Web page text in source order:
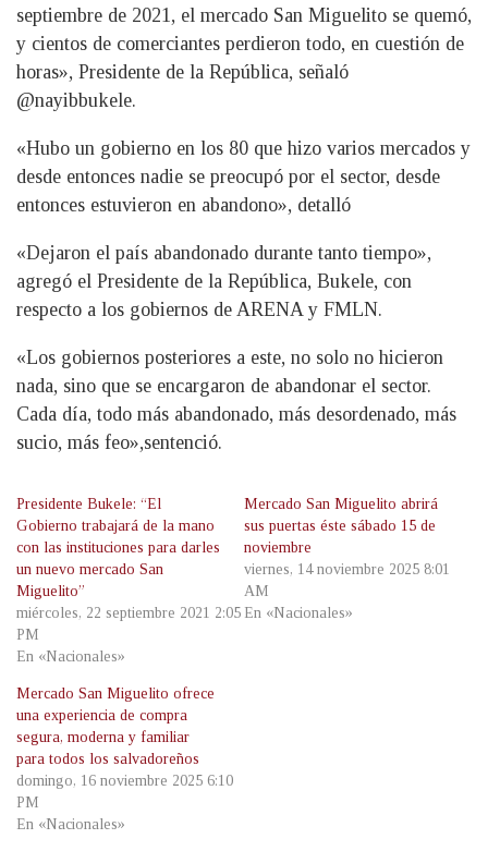
septiembre de 2021, el mercado San Miguelito se quemó,
y cientos de comerciantes perdieron todo, en cuestión de
horas», Presidente de la República, señaló
@nayibbukele.
«Hubo un gobierno en los 80 que hizo varios mercados y
desde entonces nadie se preocupó por el sector, desde
entonces estuvieron en abandono», detalló
«Dejaron el país abandonado durante tanto tiempo»,
agregó el Presidente de la República, Bukele, con
respecto a los gobiernos de ARENA y FMLN.
«Los gobiernos posteriores a este, no solo no hicieron
nada, sino que se encargaron de abandonar el sector.
Cada día, todo más abandonado, más desordenado, más
sucio, más feo»,sentenció.
Presidente Bukele: “El
Gobierno trabajará de la mano
con las instituciones para darles
un nuevo mercado San
Miguelito”
miércoles, 22 septiembre 2021 2:05
PM
En «Nacionales»
Mercado San Miguelito abrirá
sus puertas éste sábado 15 de
noviembre
viernes, 14 noviembre 2025 8:01
AM
En «Nacionales»
Mercado San Miguelito ofrece
una experiencia de compra
segura, moderna y familiar
para todos los salvadoreños
domingo, 16 noviembre 2025 6:10
PM
En «Nacionales»